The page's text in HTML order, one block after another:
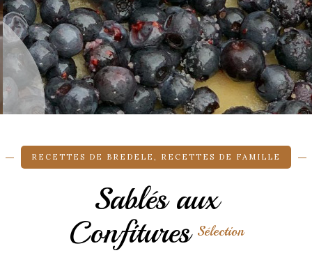
RECETTES DE BREDELE , RECETTES DE FAMILLE
Sablés aux
Confitures Sélection